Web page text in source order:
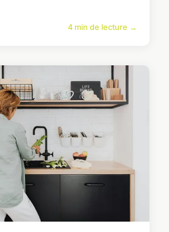
4 min de lecture →